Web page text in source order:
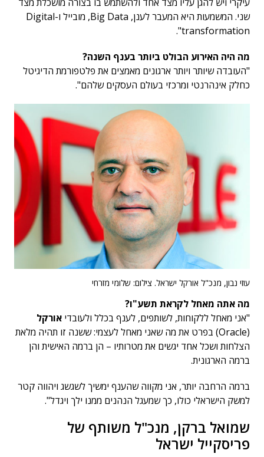
שני. המשמעות היא המעבר לענן, Big Data, מובייל ו-Digital
transformation".
מה היה האירוע הבולט ביותר בענף השנה?
"העובדה שיותר ויותר ארגונים מאמצים את פלטפורמת הדיגיטל
כחלק אינהרנטי ומרכזי בעולם העסקים שלהם".
עוזי נבון, מנכ"ל אורקל ישראל. צילום: שלומי מזרחי
מה אתה מאחל לקראת תשע"ו?
"אני מאחל ללקוחות, לשותפים, לענף בכלל ולעובדי אורקל
(Oracle) בפרט את מה שאני מאחל לעצמי: ששנה זו תהיה מלאת
הצלחות ושכל אחד יגשים את מטרותיו – הן ברמה האישית והן
ברמה הארגונית.
ברמה הרחבה יותר, אני מקווה שהענף ימשיך לשגשג ויהווה קטר
למשק הישראלי כולו, כך שמעגל הנהנים ממנו ילך ויגדל".
שמואל ברקן, מנכ"ל משותף של
פריסקייל ישראל